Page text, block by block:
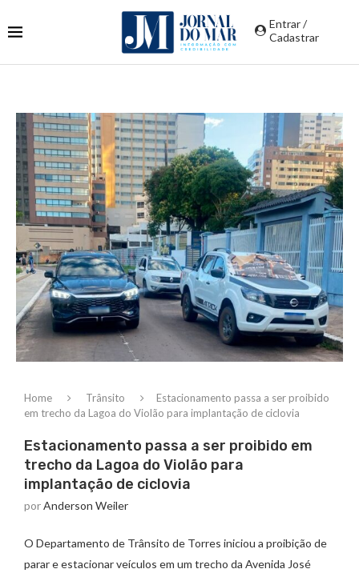
Entrar /
Cadastrar
Home Trânsito
Estacionamento passa a ser proibido
em trecho da Lagoa do Violão para implantação de ciclovia
Estacionamento passa a ser proibido em
trecho da Lagoa do Violão para
implantação de ciclovia
porAnderson Weiler
O Departamento de Trânsito de Torres iniciou a proibição de
parar e estacionar veículos em um trecho da Avenida José